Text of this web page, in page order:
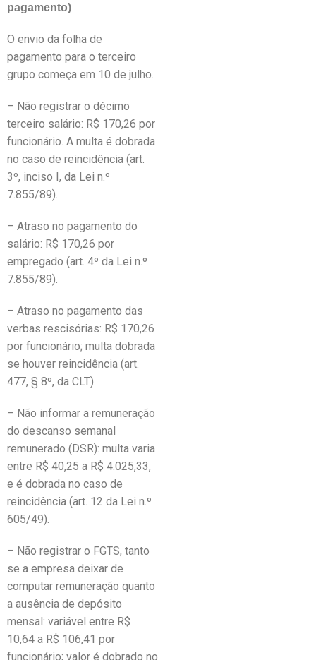
pagamento)
O envio da folha de
pagamento para o terceiro
grupo começa em 10 de julho.
– Não registrar o décimo
terceiro salário: R$ 170,26 por
funcionário. A multa é dobrada
no caso de reincidência (art.
3º, inciso I, da Lei n.º
7.855/89).
– Atraso no pagamento do
salário: R$ 170,26 por
empregado (art. 4º da Lei n.º
7.855/89).
– Atraso no pagamento das
verbas rescisórias: R$ 170,26
por funcionário; multa dobrada
se houver reincidência (art.
477, § 8º, da CLT).
– Não informar a remuneração
do descanso semanal
remunerado (DSR): multa varia
entre R$ 40,25 a R$ 4.025,33,
e é dobrada no caso de
reincidência (art. 12 da Lei n.º
605/49).
– Não registrar o FGTS, tanto
se a empresa deixar de
computar remuneração quanto
a ausência de depósito
mensal: variável entre R$
10,64 a R$ 106,41 por
funcionário; valor é dobrado no